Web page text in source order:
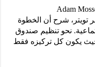
شرح أن الخطوة
نحو تنظيم صندوق
يكون كل تركيزه فقط